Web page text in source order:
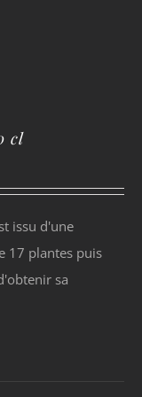
cl
issu d'une
17 plantes puis
sa